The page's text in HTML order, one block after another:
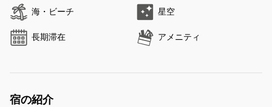
海・ビーチ
星空
長期滞在
アメニティ
宿の紹介